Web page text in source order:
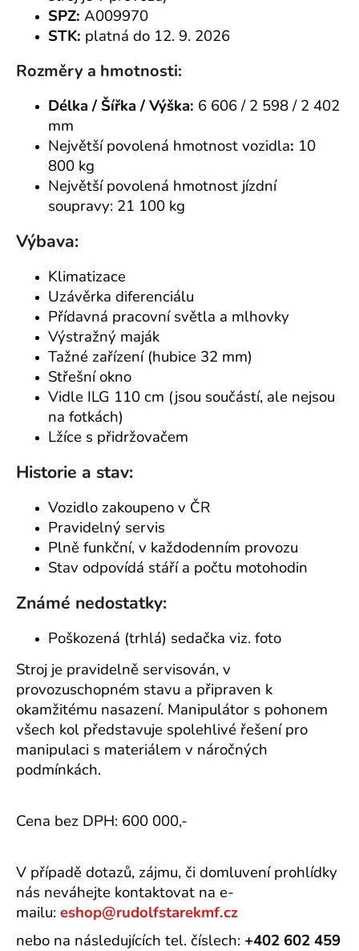
SPZ: A009970
STK: platná do 12. 9. 2026
Rozměry a hmotnosti:
Délka / Šířka / Výška: 6 606 / 2 598 / 2 402
mm
Největší povolená hmotnost vozidla: 10
800 kg
Největší povolená hmotnost jízdní
soupravy: 21 100 kg
Výbava:
Klimatizace
Uzávěrka diferenciálu
Přídavná pracovní světla a mlhovky
Výstražný maják
Tažné zařízení (hubice 32 mm)
Střešní okno
Vidle ILG 110 cm (jsou součástí, ale nejsou
na fotkách)
Lžíce s přidržovačem
Historie a stav:
Vozidlo zakoupeno v ČR
Pravidelný servis
Plně funkční, v každodenním provozu
Stav odpovídá stáří a počtu motohodin
Známé nedostatky:
Poškozená (trhlá) sedačka viz. foto
Stroj je pravidelně servisován, v
provozuschopném stavu a připraven k
okamžitému nasazení. Manipulátor s pohonem
všech kol představuje spolehlivé řešení pro
manipulaci s materiálem v náročných
podmínkách.
Cena bez DPH: 600 000,-
V případě dotazů, zájmu, či domluvení prohlídky
nás neváhejte kontaktovat na e-
mailu: eshop@rudolfstarekmf.cz
nebo na následujících tel. číslech: +402 602 459